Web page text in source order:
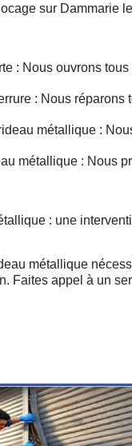
sur Dammarie
: Nous ouvrons
: Nous réparons
métallique :
métallique : Nous
: une
métallique
Faites appel à un